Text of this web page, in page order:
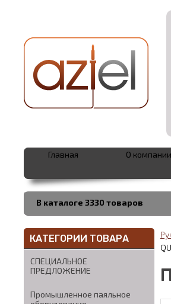
В каталоге 3330 товаров
Главная О компании
КАТЕГОРИИ ТОВАРА
СПЕЦИАЛЬНОЕ
ПРЕДЛОЖЕНИЕ
Промышленное паяльное